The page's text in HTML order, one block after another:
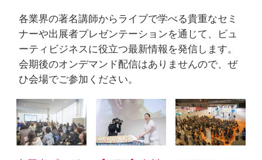
各業界の著名講師からライブで学べる貴重なセミ
ナーや出展者プレゼンテーションを通じて、ビュ
ーティビジネスに役立つ最新情報を発信します。
会期後のオンデマンド配信はありませんので、ぜ
ひ会場でご参加ください。